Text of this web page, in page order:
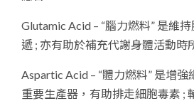
Glutamic Acid – “腦力燃料” 是維
遞 ; 亦有助於補充代謝身體活動時
Aspartic Acid – “體力燃料” 是增
重要生產器，有助排走細胞毒素 ;